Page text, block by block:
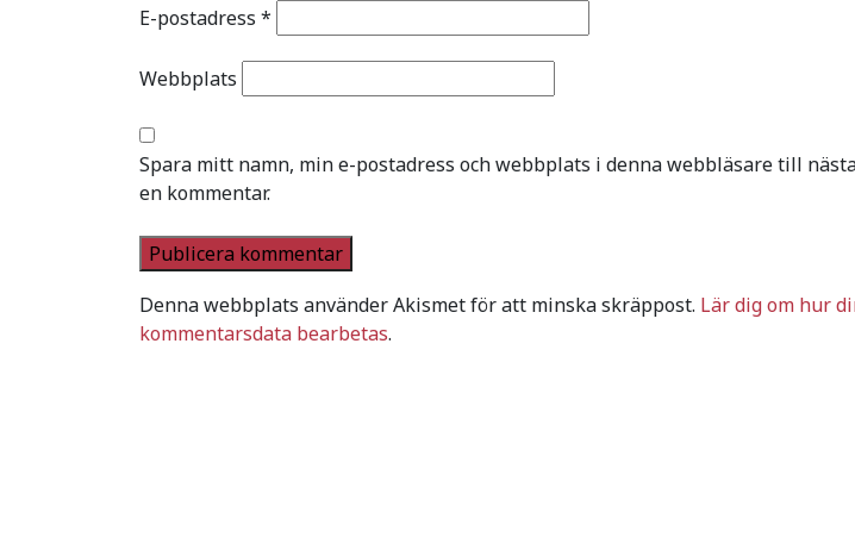
E-postadress *
Webbplats
Spara mitt namn, min e-postadress och webbplats i denna webbläsare till
en kommentar.
Denna webbplats använder Akismet för att minska skräppost. Lär dig om hur
kommentarsdata bearbetas.